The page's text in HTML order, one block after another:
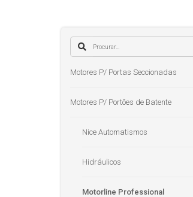
Motores P/ Portas Seccionadas
Motores P/ Portões de Batente
Nice Automatismos
Hidráulicos
Motorline Professional